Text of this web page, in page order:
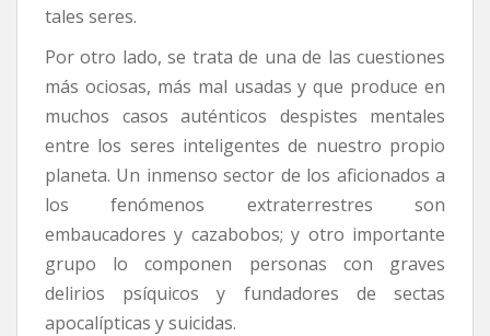
tales seres.
Por otro lado, se trata de una de las cuestiones
más ociosas, más mal usadas y que produce en
muchos casos auténticos despistes mentales
entre los seres inteligentes de nuestro propio
planeta. Un inmenso sector de los aficionados a
los fenómenos extraterrestres son
embaucadores y cazabobos; y otro importante
grupo lo componen personas con graves
delirios psíquicos y fundadores de sectas
apocalípticas y suicidas.